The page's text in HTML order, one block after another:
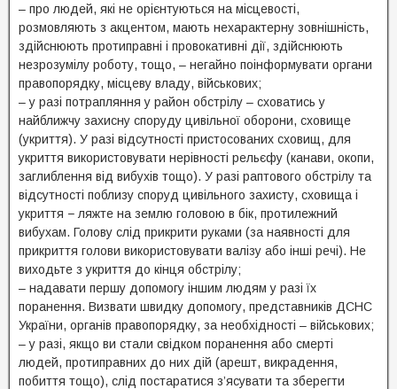
– про людей, які не орієнтуються на місцевості,
розмовляють з акцентом, мають нехарактерну зовнішність,
здійснюють протиправні і провокативні дії, здійснюють
незрозумілу роботу, тощо, – негайно поінформувати органи
правопорядку, місцеву владу, військових;
– у разі потрапляння у район обстрілу – сховатись у
найближчу захисну споруду цивільної оборони, сховище
(укриття). У разі відсутності пристосованих сховищ, для
укриття використовувати нерівності рельєфу (канави, окопи,
заглиблення від вибухів тощо). У разі раптового обстрілу та
відсутності поблизу споруд цивільного захисту, сховища і
укриття − ляжте на землю головою в бік, протилежний
вибухам. Голову слід прикрити руками (за наявності для
прикриття голови використовувати валізу або інші речі). Не
виходьте з укриття до кінця обстрілу;
– надавати першу допомогу іншим людям у разі їх
поранення. Визвати швидку допомогу, представників ДСНС
України, органів правопорядку, за необхідності – військових;
– у разі, якщо ви стали свідком поранення або смерті
людей, протиправних до них дій (арешт, викрадення,
побиття тощо), слід постаратися з’ясувати та зберегти